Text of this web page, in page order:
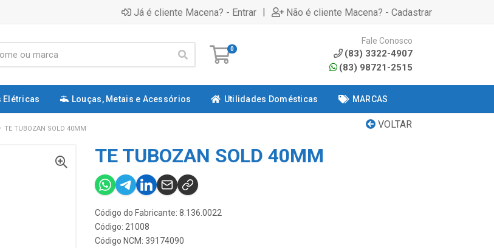
Já é cliente Macena? - Entrar | Não é cliente Macena? - Cadastrar
0
Fale Conosco
(83) 3322-4907
(83) 98721-2515
Elétricas Louças, Metais e Acessórios Utilidades Domésticas MARCAS
VOLTAR
TE TUBOZAN SOLD 40MM
TE TUBOZAN SOLD 40MM
Código do Fabricante: 8.136.0022
Código: 21008
Código NCM: 39174090